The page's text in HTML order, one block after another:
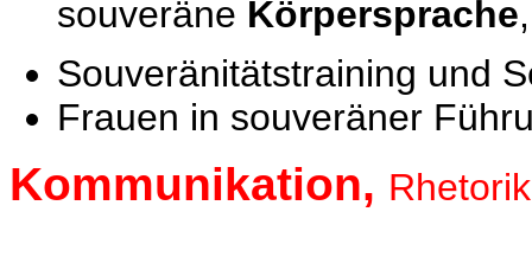
souveräne Körpersprache
Souveränitätstraining und
Frauen in souveräner
Kommunikation,